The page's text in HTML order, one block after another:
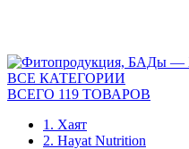
ВСЕ КАТЕГОРИИ
ВСЕГО 119 ТОВАРОВ
1. Хаят
2. Hayat Nutrition